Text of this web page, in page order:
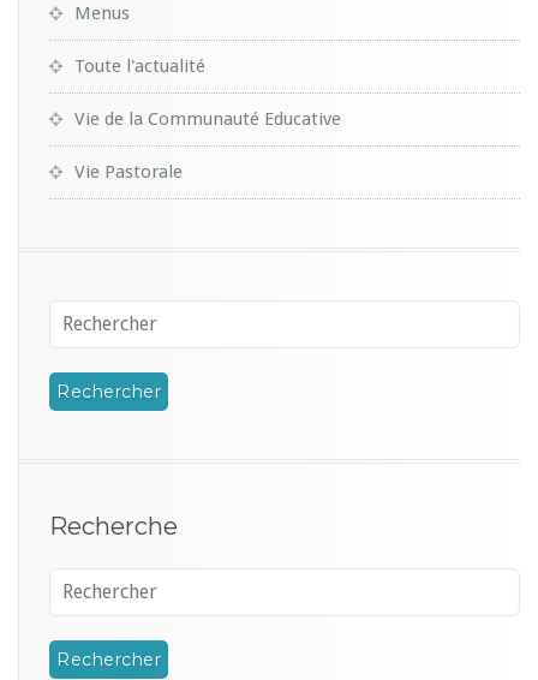
Menus
Toute l'actualité
Vie de la Communauté Educative
Vie Pastorale
Recherche